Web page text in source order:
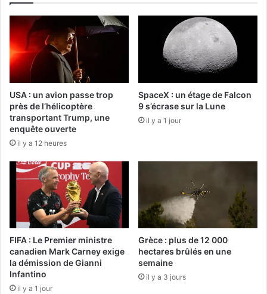
USA : un avion passe trop
près de l’hélicoptère
transportant Trump, une
enquête ouverte
il y a 12 heures
SpaceX : un étage de Falcon
9 s’écrase sur la Lune
il y a 1 jour
FIFA : Le Premier ministre
canadien Mark Carney exige
la démission de Gianni
Infantino
il y a 1 jour
Grèce : plus de 12 000
hectares brûlés en une
semaine
il y a 3 jours